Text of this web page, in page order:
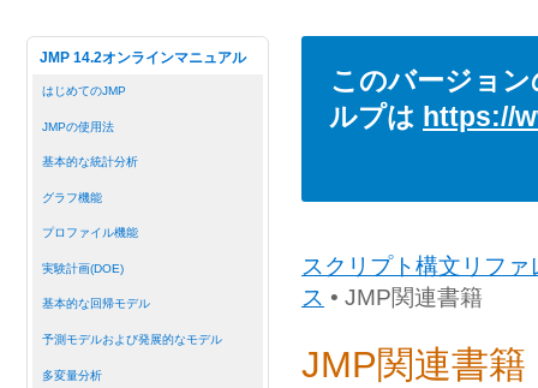
JMP 14.2オンラインマニュアル
はじめてのJMP
JMPの使用法
基本的な統計分析
グラフ機能
プロファイル機能
実験計画(DOE)
基本的な回帰モデル
予測モデルおよび発展的なモデル
多変量分析
このバージョ
ルプは https://
スクリプト構文リファ
ス • JMP関連書籍
JMP関連書籍